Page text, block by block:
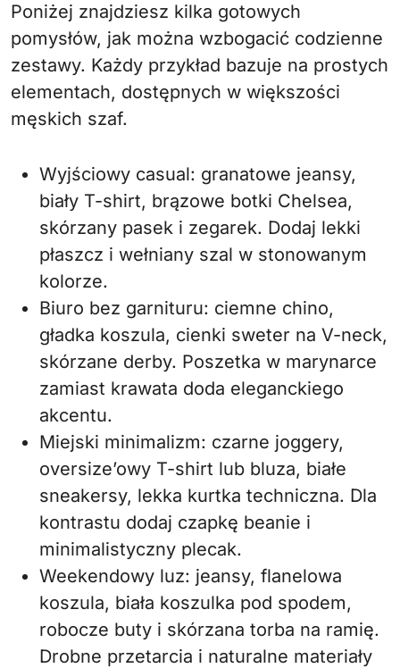
Poniżej znajdziesz kilka gotowych
pomysłów, jak można wzbogacić codzienne
zestawy. Każdy przykład bazuje na prostych
elementach, dostępnych w większości
męskich szaf.
Wyjściowy casual: granatowe jeansy,
biały T-shirt, brązowe botki Chelsea,
skórzany pasek i zegarek. Dodaj lekki
płaszcz i wełniany szal w stonowanym
kolorze.
Biuro bez garnituru: ciemne chino,
gładka koszula, cienki sweter na V-neck,
skórzane derby. Poszetka w marynarce
zamiast krawata doda eleganckiego
akcentu.
Miejski minimalizm: czarne joggery,
oversize’owy T-shirt lub bluza, białe
sneakersy, lekka kurtka techniczna. Dla
kontrastu dodaj czapkę beanie i
minimalistyczny plecak.
Weekendowy luz: jeansy, flanelowa
koszula, biała koszulka pod spodem,
robocze buty i skórzana torba na ramię.
Drobne przetarcia i naturalne materiały